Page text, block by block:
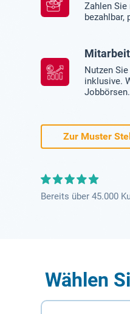
Zahlen
bezahlbar,
Nutzen
inklusive.
Jobbörsen.
Zur Muster
Bereits über 45.000
Wählen